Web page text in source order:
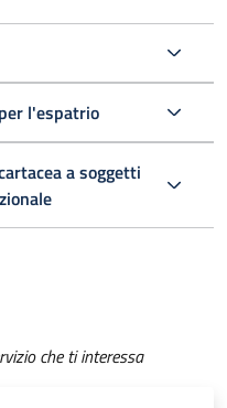
l'espatrio
a soggetti
che ti interessa